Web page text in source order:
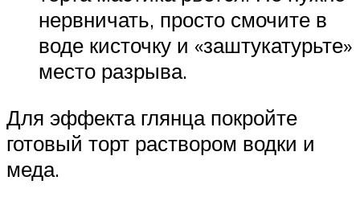
нервничать, просто смочите в
воде кисточку и «заштукатурьте»
место разрыва.
Для эффекта глянца покройте
готовый торт раствором водки и
меда.